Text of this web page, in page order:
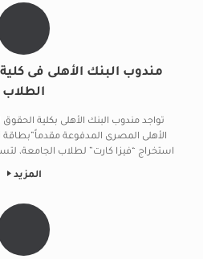
مندوب البنك الأهلى فى
الطلاب
تواجد مندوب البنك الأهلى بكلية
الأهلى المصرى المدفوعة مقدماً”بطاقة
استخراج “فيزا كارت” لطلاب الجامعة،
المزيد